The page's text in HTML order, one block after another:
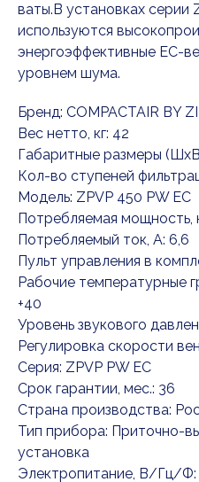
ваты.В установках серии
используются
энергоэффективные ЕС-
уровнем шума.
Бренд: COMPACTAIR BY
Вес нетто, кг: 42
Габаритные размеры
Кол-во ступеней
Модель: ZPVP 450 PW EC
Потребляемая мощность,
Потребляемый ток, А: 6,6
Пульт управления в
Рабочие температурные
+40
Уровень звукового
Регулировка скорости
Серия: ZPVP PW EC
Срок гарантии, мес.: 36
Страна производства:
Тип прибора: Приточно-
установка
Электропитание, В/Гц/